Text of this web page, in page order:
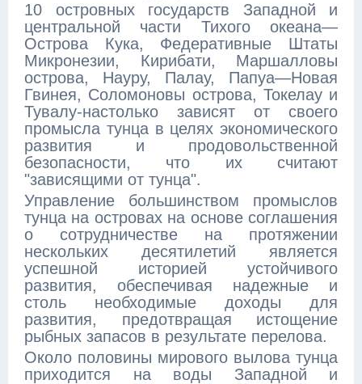
10 островных государств Западной и
центральной части Тихого океана—
Острова Кука, Федеративные Штаты
Микронезии, Кирибати, Маршалловы
острова, Науру, Палау, Папуа—Новая
Гвинея, Соломоновы острова, Токелау и
Тувалу-настолько зависят от своего
промысла тунца в целях экономического
развития и продовольственной
безопасности, что их считают
"зависящими от тунца".
Управление большинством промыслов
тунца на островах на основе соглашения
о сотрудничестве на протяжении
нескольких десятилетий является
успешной историей устойчивого
развития, обеспечивая надежные и
столь необходимые доходы для
развития, предотвращая истощение
рыбных запасов в результате перелова.
Около половины мирового вылова тунца
приходится на воды Западной и